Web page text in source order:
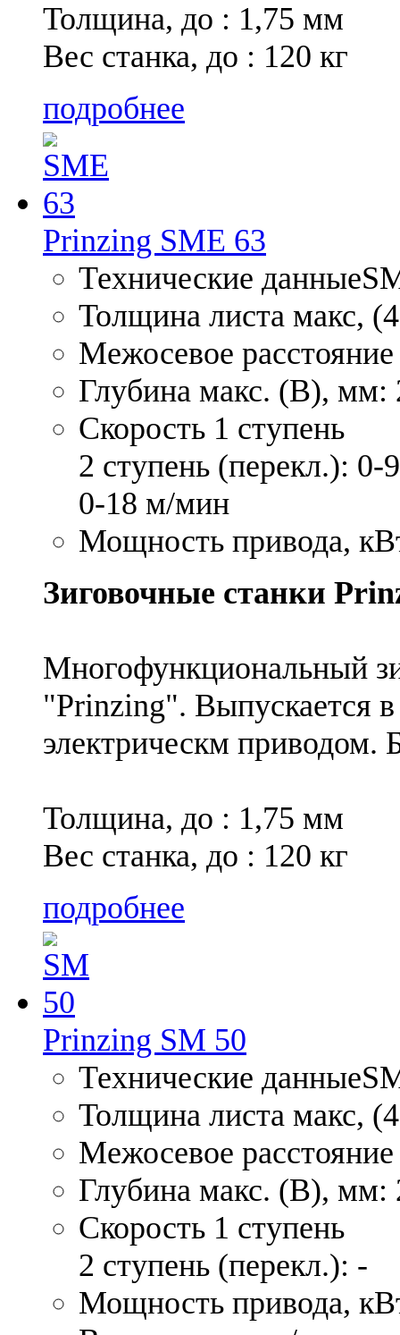
Толщина, до : 1,75 мм
Вес станка, до : 120 кг
подробнее
Prinzing SME 63
Технические
Толщина листа макс,
Межосевое
Глубина макс. (В), мм:
Скорость 1 ступень
2 ступень (перекл.):
0-18 м/мин
Мощность привода,
Зиговочные станки
Многофункциональный
"Prinzing". Выпускается
электрическм
Толщина, до : 1,75 мм
Вес станка, до : 120 кг
подробнее
Prinzing SM 50
Технические
Толщина листа макс,
Межосевое
Глубина макс. (В), мм:
Скорость 1 ступень
2 ступень (перекл.): -
Мощность привода,